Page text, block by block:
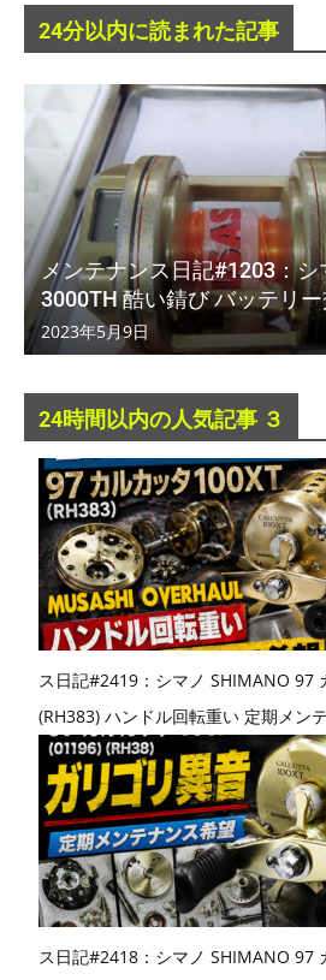
24分以内に読まれた記事
メンテナンス日記#1203：シ
3000TH 酷い錆び バッテリ
2023年5月9日
24時間以内の人気記事 ３
ス日記#2419：シマノ SHIMANO 97
(RH383) ハンドル回転重い 定期メン
ス日記#2418：シマノ SHIMANO 97